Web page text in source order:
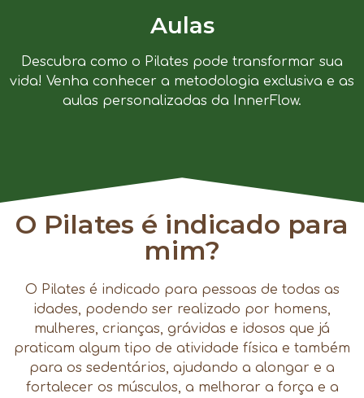
Aulas
Descubra como o Pilates pode transformar sua
vida! Venha conhecer a metodologia exclusiva e as
aulas personalizadas da InnerFlow.
O Pilates é indicado para
mim?
O Pilates é indicado para pessoas de todas as
idades, podendo ser realizado por homens,
mulheres, crianças, grávidas e idosos que já
praticam algum tipo de atividade física e também
para os sedentários, ajudando a alongar e a
fortalecer os músculos, a melhorar a força e a